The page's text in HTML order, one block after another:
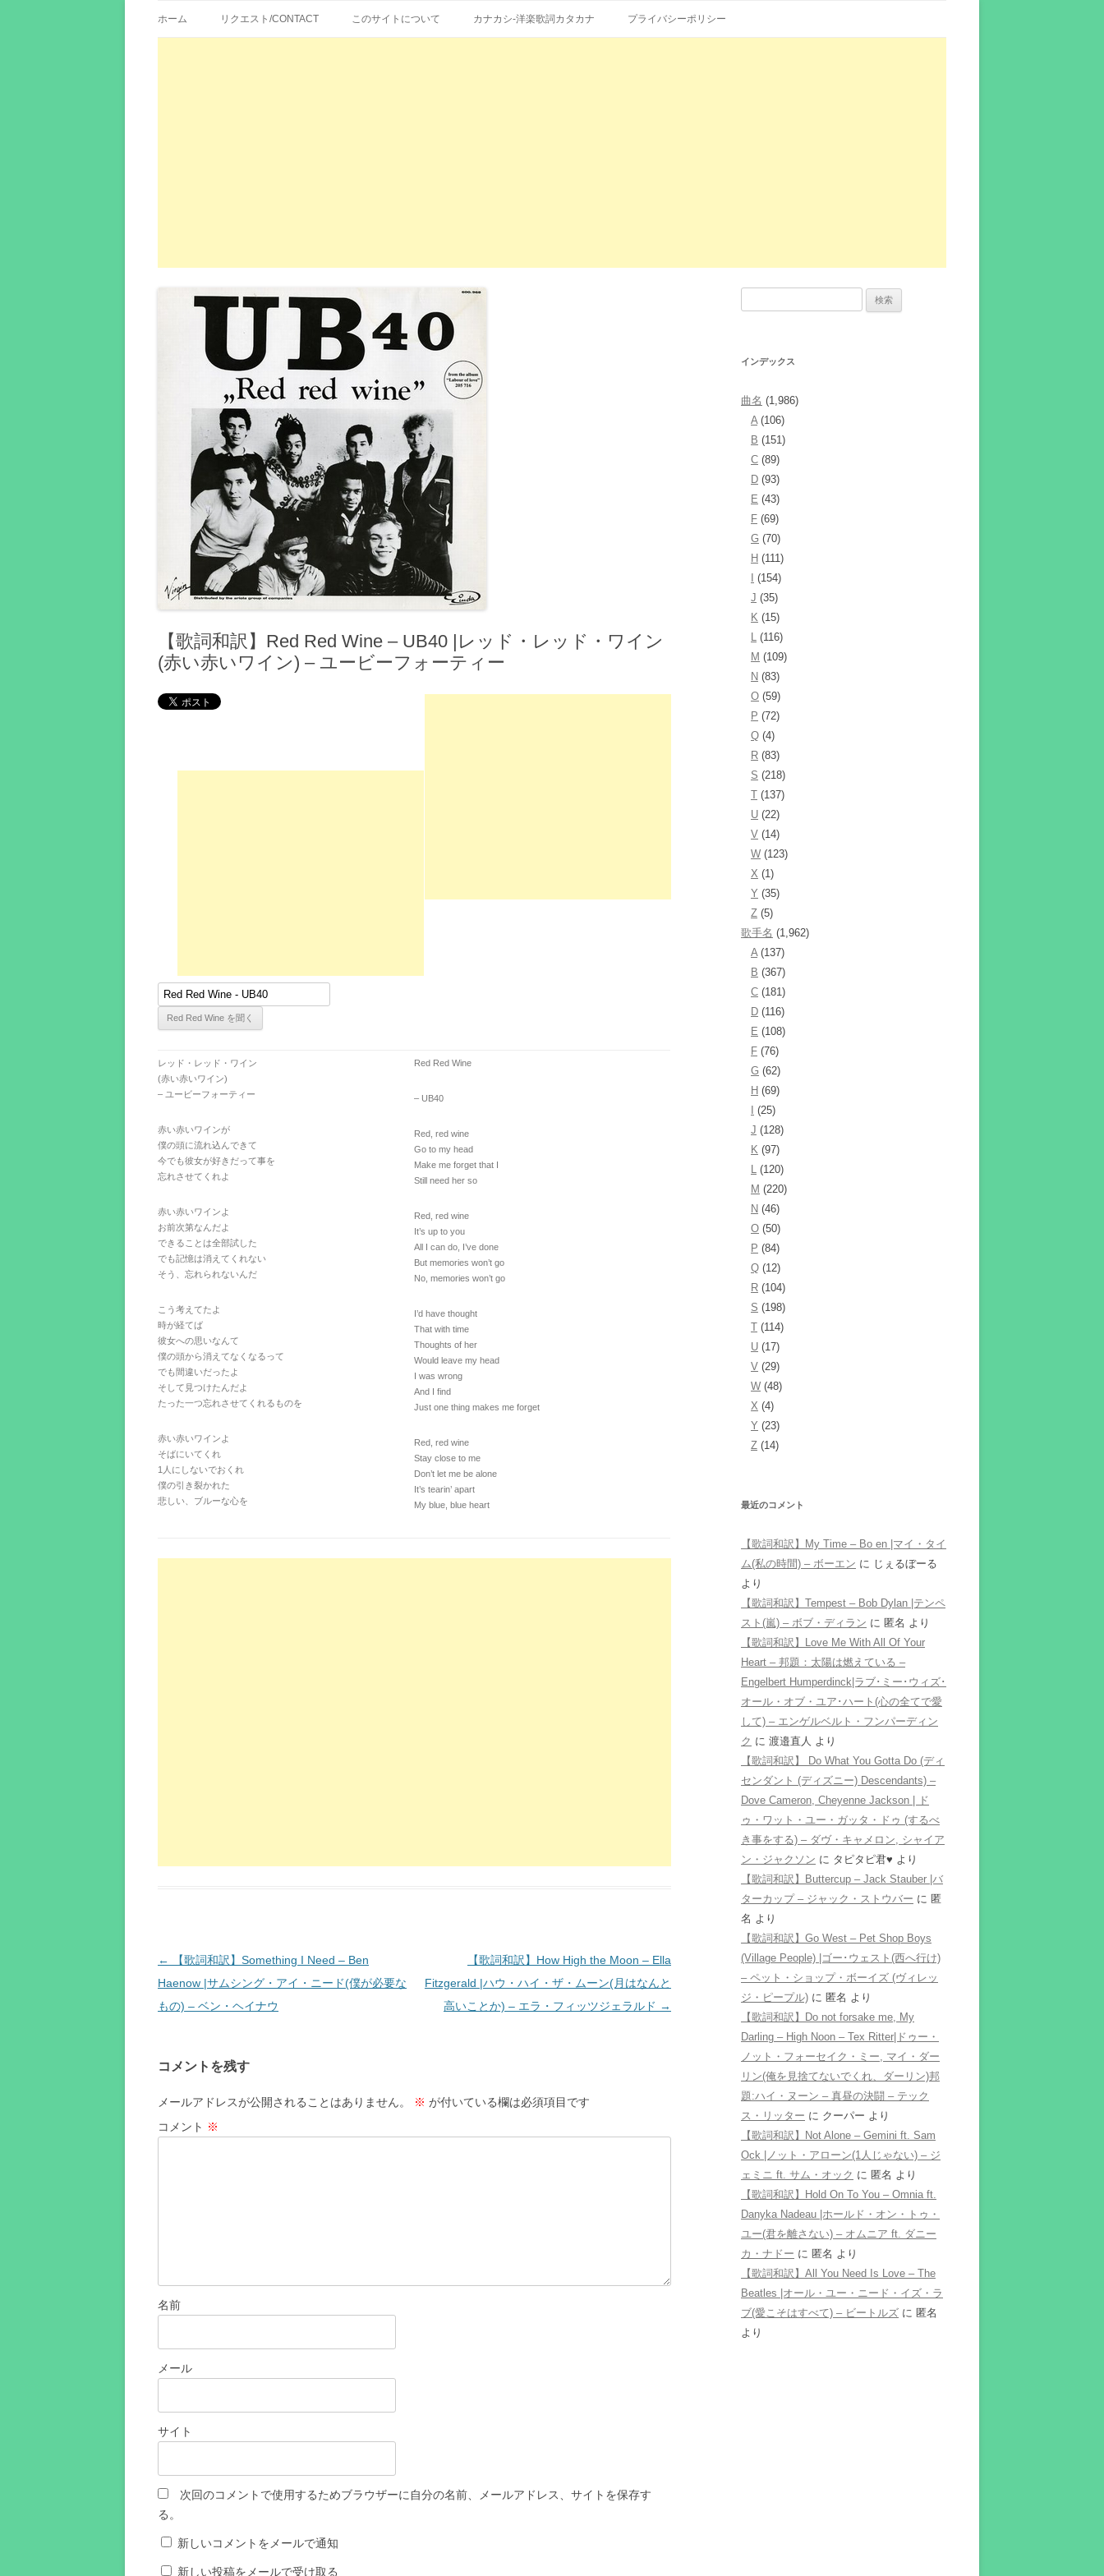
エイカシ | 洋楽歌詞の和訳、英語の意味、読み方
ン
ン
ホーム リクエスト/CONTACT このサイトについて カナカシ-洋楽歌詞カタカナ プライバシーポリシー
【歌詞和訳】Red Red Wine – UB40 |レッド・レッド・ワイン
(赤い赤いワイン) – ユービーフォーティー
レッド・レッド・ワイン
(赤い赤いワイン)
– ユービーフォーティー
赤い赤いワインが
僕の頭に流れ込んできて
今でも彼女が好きだって事を
忘れさせてくれよ
赤い赤いワインよ
お前次第なんだよ
できることは全部試した
でも記憶は消えてくれない
そう、忘れられないんだ
こう考えてたよ
時が経てば
彼女への思いなんて
僕の頭から消えてなくなるって
でも間違いだったよ
そして見つけたんだよ
たった一つ忘れさせてくれるものを
赤い赤いワインよ
そばにいてくれ
1人にしないでおくれ
僕の引き裂かれた
悲しい、ブルーな心を
Red Red Wine
– UB40
Red, red wine
Go to my head
Make me forget that I
Still need her so
Red, red wine
It’s up to you
All I can do, I’ve done
But memories won’t go
No, memories won’t go
I’d have thought
That with time
Thoughts of her
Would leave my head
I was wrong
And I find
Just one thing makes me forget
Red, red wine
Stay close to me
Don’t let me be alone
It’s tearin’ apart
My blue, blue heart
投
稿
ナ
ー
シ
ョ
←
【歌詞和訳】Something I Need – Ben
Haenow |サムシング・アイ・ニード(僕が必要な
もの) – ベン・ヘイナウ
【歌詞和訳】How High the Moon – Ella
Fitzgerald |ハウ・ハイ・ザ・ムーン(月はなんと
高いことか) – エラ・フィッツジェラルド →
コメントを残す
メールアドレスが公開されることはありません。 ※ が付いている欄は必須項目です
コメント ※
名前
メール
サイト
次回のコメントで使用するためブラウザーに自分の名前、メールアドレス、サイトを保存す
る。
新しいコメントをメールで通知
新しい投稿をメールで受け取る
インデックス
曲名 (1,986)
A(106)
B (151)
C (89)
D (93)
E (43)
F (69)
G (70)
H (111)
(154)
J (35)
K (15)
L (116)
M (109)
N (83)
O (59)
P (72)
Q (4)
R (83)
S (218)
T (137)
U (22)
V (14)
W (123)
X (1)
Y (35)
Z (5)
歌手名 (1,962)
A(137)
B (367)
C (181)
D (116)
E (108)
F (76)
G (62)
H (69)
(25)
J (128)
K (97)
L (120)
M (220)
N (46)
O (50)
P (84)
Q (12)
R (104)
S (198)
T (114)
U (17)
V (29)
W (48)
X (4)
Y (23)
Z (14)
最近のコメント
【歌詞和訳】My Time – Bo en |マイ・タイ
ム(私の時間) – ボーエン に じぇるぼーる
より
【歌詞和訳】Tempest – Bob Dylan |テンペ
スト(嵐) – ボブ・ディラン に 匿名 より
【歌詞和訳】Love Me With All Of Your
Heart – 邦題：太陽は燃えている –
Engelbert Humperdinck|ラブ･ミー･ウィズ･
オール・オブ・ユア･ハート(心の全てで愛
して) – エンゲルベルト・フンパーディン
ク に 渡邉直人 より
【歌詞和訳】 Do What You Gotta Do (ディ
センダント (ディズニー) Descendants) –
Dove Cameron, Cheyenne Jackson | ド
ゥ・ワット・ユー・ガッタ・ドゥ (するべ
き事をする) – ダヴ・キャメロン, シャイア
ン・ジャクソン に タピタピ君♥️ より
【歌詞和訳】Buttercup – Jack Stauber |バ
ターカップ – ジャック・ストウバー に 匿
名 より
【歌詞和訳】Go West – Pet Shop Boys
(Village People) |ゴー･ウェスト(西へ行け)
– ペット・ショップ・ボーイズ (ヴィレッ
ジ・ピープル) に 匿名 より
【歌詞和訳】Do not forsake me, My
Darling – High Noon – Tex Ritter|ドゥー・
ノット・フォーセイク・ミー, マイ・ダー
リン(俺を見捨てないでくれ、ダーリン)邦
題:ハイ・ヌーン – 真昼の決闘 – テック
ス・リッター に クーパー より
【歌詞和訳】Not Alone – Gemini ft. Sam
Ock |ノット・アローン(1人じゃない) – ジ
ェミニ ft. サム・オック に 匿名 より
【歌詞和訳】Hold On To You – Omnia ft.
Danyka Nadeau |ホールド・オン・トゥ・
ユー(君を離さない) – オムニア ft. ダニー
カ・ナドー に 匿名 より
【歌詞和訳】All You Need Is Love – The
Beatles |オール・ユー・ニード・イズ・ラ
ブ(愛こそはすべて) – ビートルズ に 匿名
より